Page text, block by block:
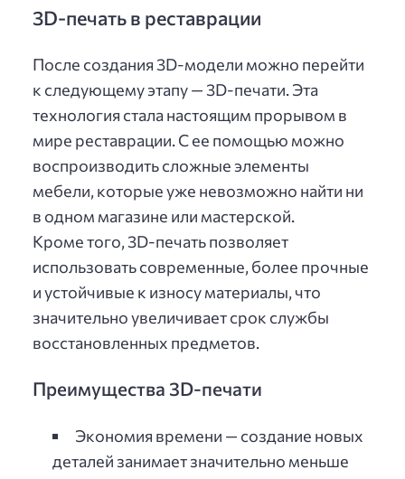
3D-печать в реставрации
После создания 3D-модели можно перейти
к следующему этапу — 3D-печати. Эта
технология стала настоящим прорывом в
мире реставрации. С ее помощью можно
воспроизводить сложные элементы
мебели, которые уже невозможно найти ни
в одном магазине или мастерской.
Кроме того, 3D-печать позволяет
использовать современные, более прочные
и устойчивые к износу материалы, что
значительно увеличивает срок службы
восстановленных предметов.
Преимущества 3D-печати
Экономия времени — создание новых
деталей занимает значительно меньше